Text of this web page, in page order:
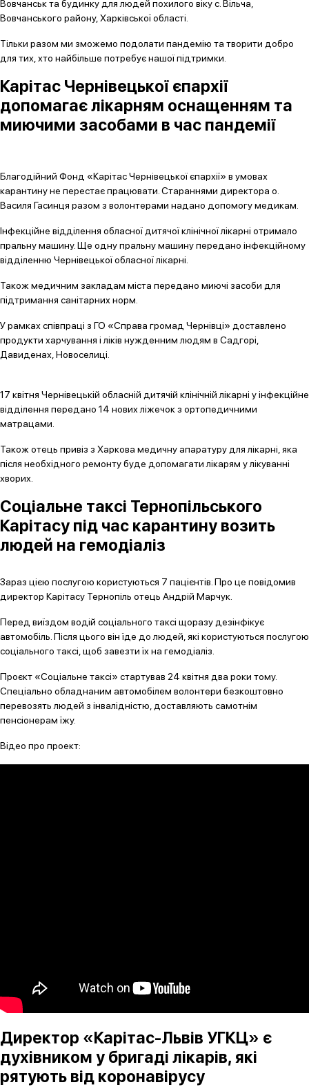
Вовчанськ та будинку для людей похилого віку с. Вільча,
Вовчанського району, Харківської області.
Тільки разом ми зможемо подолати пандемію та творити добро
для тих, хто найбільше потребує нашої підтримки.
Карітас Чернівецької єпархії
допомагає лікарням оснащенням та
миючими засобами в час пандемії
Благодійний Фонд «Карітас Чернівецької єпархії» в умовах
карантину не перестає працювати. Стараннями директора о.
Василя Гасинця разом з волонтерами надано допомогу медикам.
Інфекційне відділення обласної дитячої клінічної лікарні отримало
пральну машину. Ще одну пральну машину передано інфекційному
відділенню Чернівецької обласної лікарні.
Також медичним закладам міста передано миючі засоби для
підтримання санітарних норм.
У рамках співпраці з ГО «Справа громад Чернівці» доставлено
продукти харчування і ліків нужденним людям в Садгорі,
Давиденах, Новоселиці.
17 квітня Чернівецькій обласній дитячій клінічній лікарні у інфекційне
відділення передано 14 нових ліжечок з ортопедичними
матрацами.
Також отець привіз з Харкова медичну апаратуру для лікарні, яка
після необхідного ремонту буде допомагати лікарям у лікуванні
хворих.
Соціальне таксі Тернопільського
Карітасу під час карантину возить
людей на гемодіаліз
Зараз цією послугою користуються 7 пацієнтів. Про це повідомив
директор Карітасу Тернопіль отець Андрій Марчук.
Перед виїздом водій соціального таксі щоразу дезінфікує
автомобіль. Після цього він їде до людей, які користуються послугою
соціального таксі, щоб завезти їх на гемодіаліз.
Проєкт «Соціальне таксі» стартував 24 квітня два роки тому.
Спеціально обладнаним автомобілем волонтери безкоштовно
перевозять людей з інвалідністю, доставляють самотнім
пенсіонерам їжу.
Відео про проект:
Директор «Карітас-Львів УГКЦ» є
духівником у бригаді лікарів, які
рятують від коронавірусу